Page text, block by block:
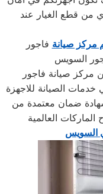
من قطع الغيار عند
مركز صيانة فاجور
السويس
مركز صيانة فاجور
الصيانة للاجهزة
ضمان معتمدة من
العالمية
السويس